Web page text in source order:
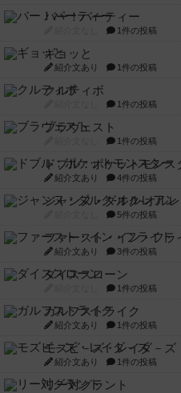
バー！パーティー
1件の投稿
ギョッと
紹介文あり 1件の投稿
クルティボ
1件の投稿
ブラヴェスト
1件の投稿
ドブル：ポケットモンス
紹介文あり 4件の投稿
ジャンヌ・ダルク-オル
5件の投稿
ファースト・イン・フラ
紹介文あり 3件の投稿
ダイススローン
1件の投稿
ガルフストライク
紹介文あり 1件の投稿
モズビ－ズ・レイダ－ズ
紹介文あり 1件の投稿
リー対グラント